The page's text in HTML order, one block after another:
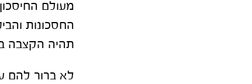
מעולם
החסכונות
תהיה הקצבה
לא ברור להם